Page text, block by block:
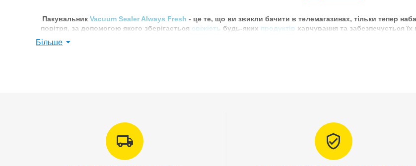
Пакувальник Vacuum Sealer Always Fresh - це те, що ви звикли бачити в телемагазинах, тільки тепер
повітря, за допомогою якого зберігається свіжість будь-яких продуктів харчування та забезпечується
Більше